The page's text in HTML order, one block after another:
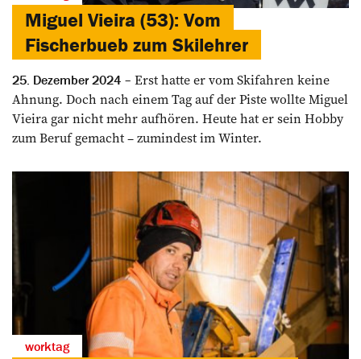
Miguel Vieira (53): Vom
Fischerbueb zum Skilehrer
25. Dezember 2024
Erst hatte er vom Skifahren keine
Ahnung. Doch nach einem Tag auf der Piste wollte Miguel
Vieira gar nicht mehr aufhören. Heute hat er sein Hobby
zum Beruf gemacht – zumindest im Winter.
worktag